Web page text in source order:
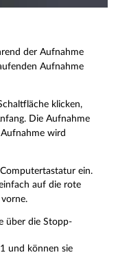
der Aufnahme
Aufnahme
klicken,
Die Aufnahme
wird
ein.
auf die rote
über die Stopp-
und können sie